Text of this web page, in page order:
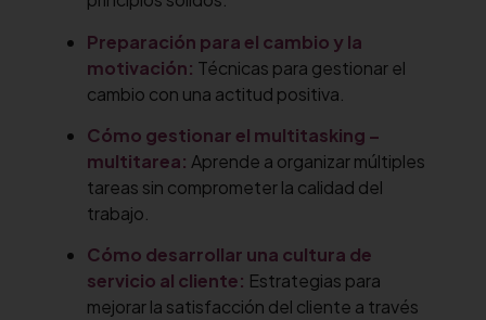
Preparación para el cambio y la
motivación: Técnicas para gestionar el
cambio con una actitud positiva.
Cómo gestionar el multitasking –
multitarea: Aprende a organizar múltiples
tareas sin comprometer la calidad del
trabajo.
Cómo desarrollar una cultura de
servicio al cliente: Estrategias para
mejorar la satisfacción del cliente a través